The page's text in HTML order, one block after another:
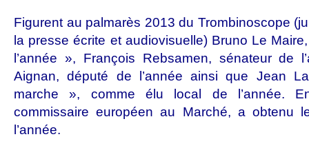
Figurent au palmarès 2013 du Trombinoscope
la presse écrite et audiovisuelle) Bruno Le
l’année », François Rebsamen, sénateur de
Aignan, député de l’année ainsi que Jean
marche », comme élu local de l’année.
commissaire européen au Marché, a obtenu
l’année.